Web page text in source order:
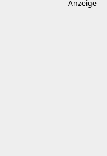
Anzeige